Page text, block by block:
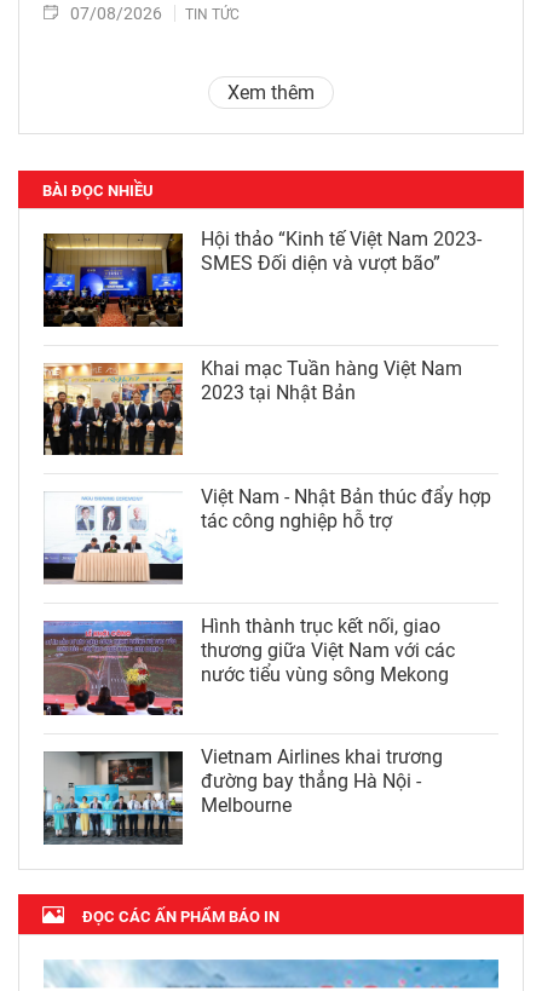
07/08/2026 TIN TỨC
Xem thêm
BÀI ĐỌC NHIỀU
Hội thảo “Kinh tế Việt Nam 2023-
SMES Đối diện và vượt bão”
Khai mạc Tuần hàng Việt Nam
2023 tại Nhật Bản
Việt Nam - Nhật Bản thúc đẩy hợp
tác công nghiệp hỗ trợ
Hình thành trục kết nối, giao
thương giữa Việt Nam với các
nước tiểu vùng sông Mekong
Vietnam Airlines khai trương
đường bay thẳng Hà Nội -
Melbourne
ĐỌC CÁC ẤN PHẨM BÁO IN